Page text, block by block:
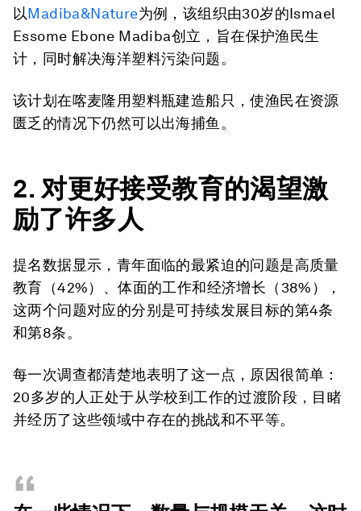
以Madiba&Nature为例，该组织由30岁的Ismael
Essome Ebone Madiba创立，旨在保护渔民生
计，同时解决海洋塑料污染问题。
该计划在喀麦隆用塑料瓶建造船只，使渔民在资源
匮乏的情况下仍然可以出海捕鱼。
2. 对更好接受教育的渴望激
励了许多人
提名数据显示，青年面临的最紧迫的问题是高质量
教育（42%）、体面的工作和经济增长（38%），
这两个问题对应的分别是可持续发展目标的第4条
和第8条。
每一次调查都清楚地表明了这一点，原因很简单：
20多岁的人正处于从学校到工作的过渡阶段，目睹
并经历了这些领域中存在的挑战和不平等。
“